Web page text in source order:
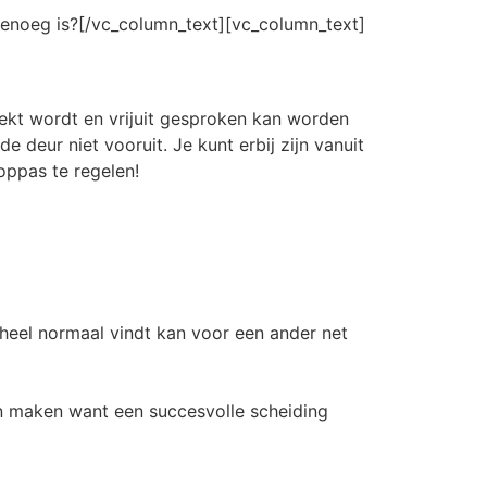
is?[/vc_column_text][vc_column_text]
wordt en vrijuit gesproken kan worden
deur niet vooruit. Je kunt erbij zijn vanuit
te regelen!
normaal vindt kan voor een ander net
want een succesvolle scheiding